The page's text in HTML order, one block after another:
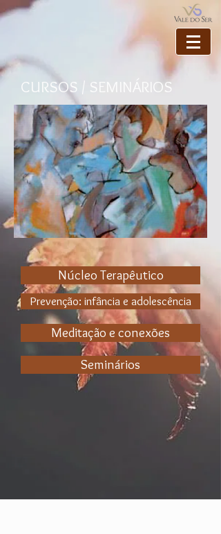
CURSOS / SEMINÁRIOS
Núcleo Terapêutico
Prevenção: infância e adolescência
Meditação e conexões
Seminários